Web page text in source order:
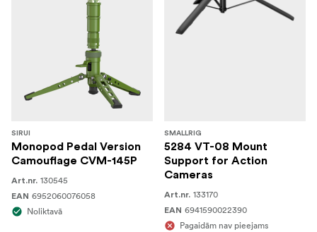
SIRUI
Monopod Pedal Version
Camouflage CVM-145P
Art.nr. 130545
EAN 6952060076058
Noliktavā
SMALLRIG
5284 VT-08 Mount
Support for Action
Cameras
Art.nr. 133170
EAN 6941590022390
Pagaidām nav pieejams